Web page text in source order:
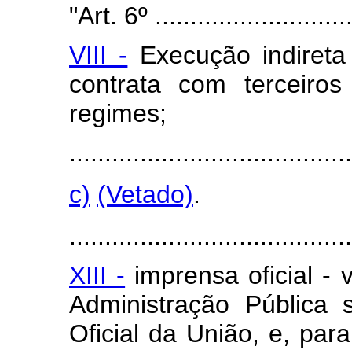
"Art. 6º
VIII - Execução
contrata com
regimes;
c) (Vetado).
XIII - imprensa oficial -
Administração
Oficial da União, e,